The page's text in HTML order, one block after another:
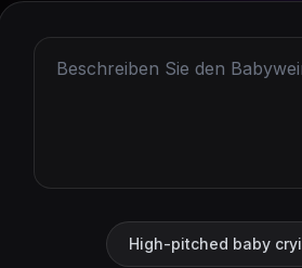
High-pitched baby